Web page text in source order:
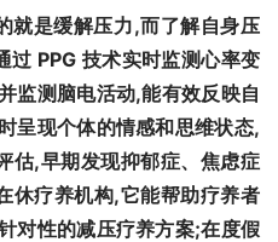
就是缓解压力,而了解自身压
过 PPG 技术实时监测心率变
监测脑电活动,能有效反映自
呈现个体的情感和思维状态,
估,早期发现抑郁症、焦虑症
休疗养机构,它能帮助疗养者
对性的减压疗养方案;在度假